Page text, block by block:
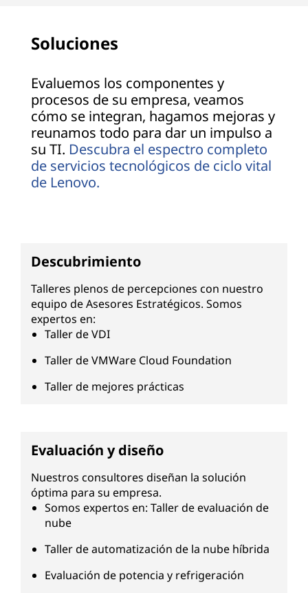
Soluciones
Evaluemos los componentes y
procesos de su empresa, veamos
cómo se integran, hagamos mejoras y
reunamos todo para dar un impulso a
su TI. Descubra el espectro completo
de servicios tecnológicos de ciclo vital
de Lenovo.
Descubrimiento
Talleres plenos de percepciones con nuestro
equipo de Asesores Estratégicos. Somos
expertos en:
Taller de VDI
Taller de VMWare Cloud Foundation
Taller de mejores prácticas
Evaluación y diseño
Nuestros consultores diseñan la solución
óptima para su empresa.
Somos expertos en: Taller de evaluación de
nube
Taller de automatización de la nube híbrida
Evaluación de potencia y refrigeración